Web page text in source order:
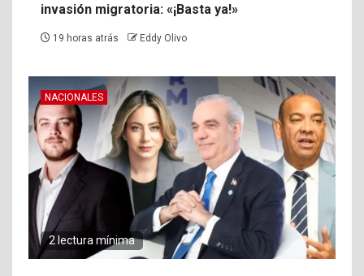
invasión migratoria: «¡Basta ya!»
19 horas atrás Eddy Olivo
NACIONALES
2 lectura mínima